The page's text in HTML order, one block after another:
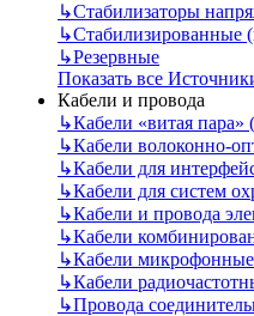
↳Стабилизаторы
↳Стабилизированные
↳Резервные
Показать все
Кабели и провода
↳Кабели «витая
↳Кабели волоконно-
↳Кабели для
↳Кабели для систем
↳Кабели и провода
↳Кабели
↳Кабели микрофонные
↳Кабели
↳Провода